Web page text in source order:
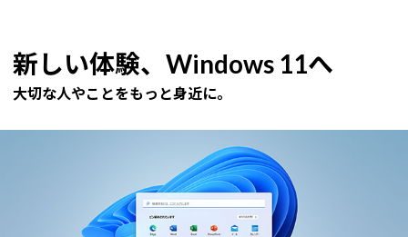
新しい体験、Windows 11へ
大切な人やことをもっと身近に。